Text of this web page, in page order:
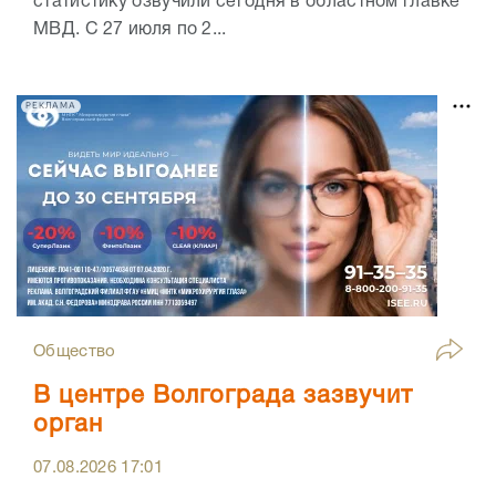
МВД. С 27 июля по 2...
РЕКЛАМА
Общество
В центре Волгограда зазвучит
орган
07.08.2026 17:01